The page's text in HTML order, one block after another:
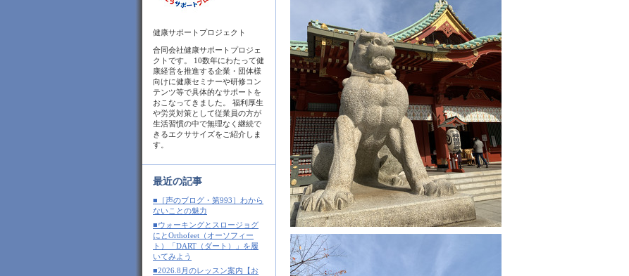
健康サポートプロジェクト
合同会社健康サポートプロジェ
クトです。 10数年にわたって健
康経営を推進する企業・団体様
向けに健康セミナーや研修コン
テンツ等で具体的なサポートを
おこなってきました。 福利厚生
や労災対策として従業員の方が
生活習慣の中で無理なく継続で
きるエクササイズをご紹介しま
す。
最近の記事
■［声のブログ・第993］わから
ないことの魅力
■ウォーキングとスロージョグ
にとOrthofeet（オーソフィー
ト）「DART（ダート）」を履
いてみよう
■2026.8月のレッスン案内【お